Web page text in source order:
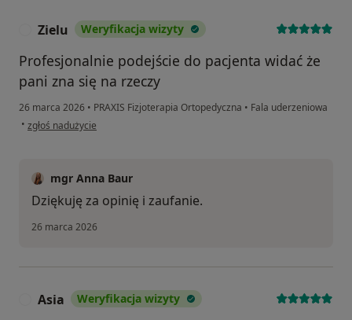
Zielu Weryfikacja wizyty
Profesjonalnie podejście do pacjenta widać że
pani zna się na rzeczy
26 marca 2026 • PRAXIS Fizjoterapia Ortopedyczna • Fala uderzeniowa
• w opinii użytkownika Zielu
zgłoś nadużycie
mgr Anna Baur
Dziękuję za opinię i zaufanie.
26 marca 2026
Asia Weryfikacja wizyty